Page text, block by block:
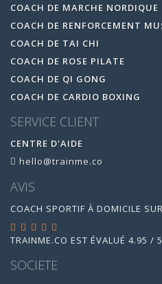
COACH DE MARCHE NORDIQUE
COACH DE RENFORCEMENT
COACH DE TAI CHI
COACH DE ROSE PILATE
COACH DE QI GONG
COACH DE CARDIO BOXING
SERVICE CLIENT
CENTRE D'AIDE
hello@trainme.co
AVIS
COACH SPORTIF À DOMICILE
TRAINME.CO EST ÉVALUÉ 4.95 / 5
SOCIETE